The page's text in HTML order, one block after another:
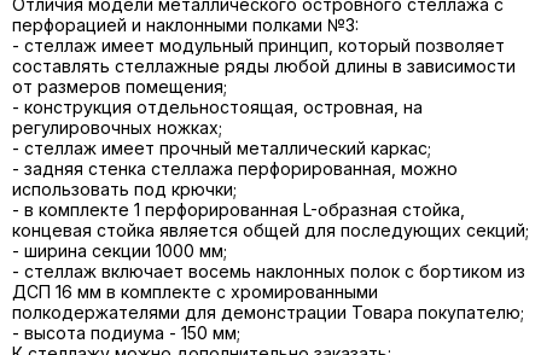
Отличия модели металлического островного стеллажа с
перфорацией и наклонными полками №3:
- стеллаж имеет модульный принцип, который позволяет
составлять стеллажные ряды любой длины в зависимости
от размеров помещения;
- конструкция отдельностоящая, островная, на
регулировочных ножках;
- стеллаж имеет прочный металлический каркас;
- задняя стенка стеллажа перфорированная, можно
использовать под крючки;
- в комплекте 1 перфорированная L-образная стойка,
концевая стойка является общей для последующих секций;
- ширина секции 1000 мм;
- стеллаж включает восемь наклонных полок с бортиком из
ДСП 16 мм в комплекте с хромированными
полкодержателями для демонстрации Товара покупателю;
- высота подиума - 150 мм;